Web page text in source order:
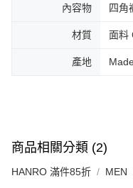
內容物 四角
材質 面料
產地
商品相關分類 (2)
HANRO 滿件85折 MEN